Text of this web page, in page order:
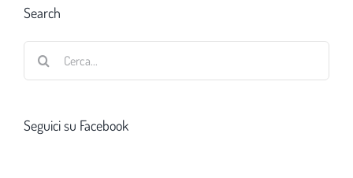
Search
Seguici su Facebook